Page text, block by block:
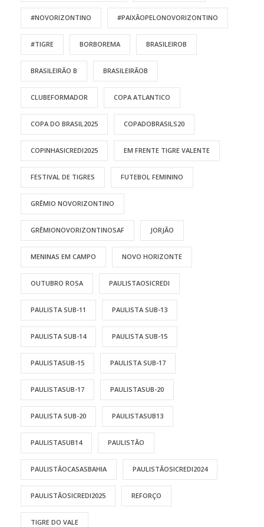
#NOVORIZONTINO #PAIXÃOPELONOVORIZONTINO
#TIGRE BORBOREMA BRASILEIROB
BRASILEIRÃO B BRASILEIRÃOB
CLUBEFORMADOR COPA ATLANTICO
COPA DO BRASIL2025 COPADOBRASILS20
COPINHASICREDI2025 EM FRENTE TIGRE VALENTE
FESTIVAL DE TIGRES FUTEBOL FEMININO
GRÊMIO NOVORIZONTINO
GRÊMIONOVORIZONTINOSAF JORJÃO
MENINAS EM CAMPO NOVO HORIZONTE
OUTUBRO ROSA PAULISTAOSICREDI
PAULISTA SUB-11 PAULISTA SUB-13
PAULISTA SUB-14 PAULISTA SUB-15
PAULISTASUB-15 PAULISTA SUB-17
PAULISTASUB-17 PAULISTASUB-20
PAULISTA SUB-20 PAULISTASUB13
PAULISTASUB14 PAULISTÃO
PAULISTÃOCASASBAHIA PAULISTÃOSICREDI2024
PAULISTÃOSICREDI2025 REFORÇO
TIGRE DO VALE